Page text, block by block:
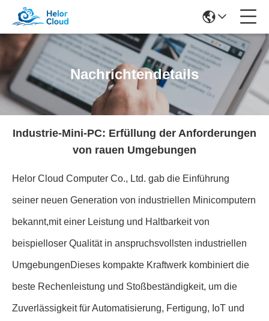
Nachrichtendetails
Industrie-Mini-PC: Erfüllung der Anforderungen
von rauen Umgebungen
Helor Cloud Computer Co., Ltd. gab die Einführung
seiner neuen Generation von industriellen Minicomputern
bekannt,mit einer Leistung und Haltbarkeit von
beispielloser Qualität in anspruchsvollsten industriellen
UmgebungenDieses kompakte Kraftwerk kombiniert die
beste Rechenleistung und Stoßbeständigkeit, um die
Zuverlässigkeit für Automatisierung, Fertigung, IoT und